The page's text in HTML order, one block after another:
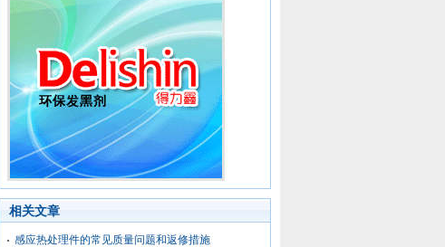
相关文章
感应热处理件的常见质量问题和返修措施